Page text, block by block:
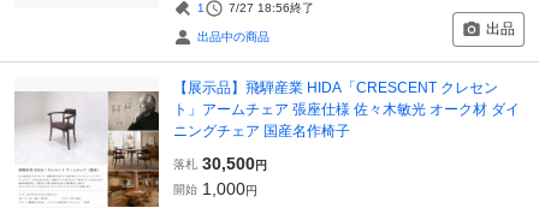
1 7/27 18:56終了
出品中の商品 出品
【展示品】飛騨産業 HIDA「CRESCENT クレセン
ト」アームチェア 張座仕様 佐々木敏光 オーク材 ダイ
ニングチェア 国産名作椅子
落札 30,500円
開始 1,000円